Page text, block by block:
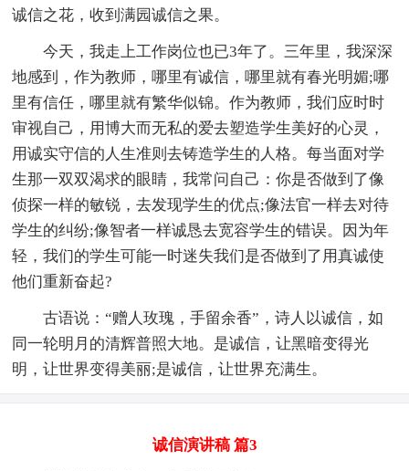
诚信之花，收到满园诚信之果。
今天，我走上工作岗位也已3年了。三年里，我深深
地感到，作为教师，哪里有诚信，哪里就有春光明媚;哪
里有信任，哪里就有繁华似锦。作为教师，我们应时时
审视自己，用博大而无私的爱去塑造学生美好的心灵，
用诚实守信的人生准则去铸造学生的人格。每当面对学
生那一双双渴求的眼睛，我常问自己：你是否做到了像
侦探一样的敏锐，去发现学生的优点;像法官一样去对待
学生的纠纷;像智者一样诚恳去宽容学生的错误。因为年
轻，我们的学生可能一时迷失我们是否做到了用真诚使
他们重新奋起?
古语说：“赠人玫瑰，手留余香”，诗人以诚信，如
同一轮明月的清辉普照大地。是诚信，让黑暗变得光
明，让世界变得美丽;是诚信，让世界充满生。
诚信演讲稿 篇3